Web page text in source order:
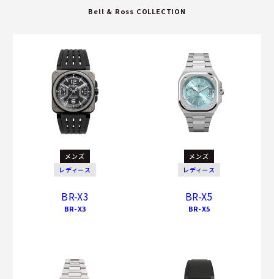
Bell & Ross COLLECTION
メンズ
レディース
BR-X3
BR-X3
メンズ
レディース
BR-X5
BR-X5